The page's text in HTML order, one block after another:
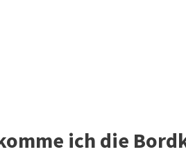
ich die